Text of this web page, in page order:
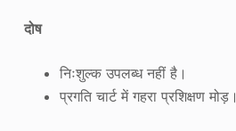
दोष
निःशुल्क उपलब्ध नहीं है।
प्रगति चार्ट में गहरा प्रशिक्षण मोड़।